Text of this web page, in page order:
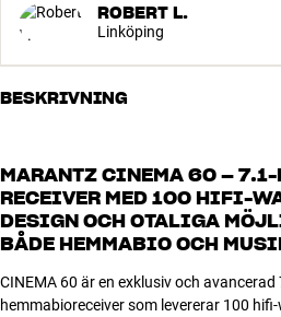
ROBERT L.
Linköping
BESKRIVNING
MARANTZ CINEMA 60 –
RECEIVER MED 100 HIFI-
DESIGN OCH OTALIGA
BÅDE HEMMABIO OCH
CINEMA 60 är en exklusiv och avancerad
hemmabioreceiver som levererar 100